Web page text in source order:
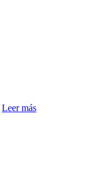
Leer más